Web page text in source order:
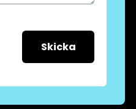
Skicka